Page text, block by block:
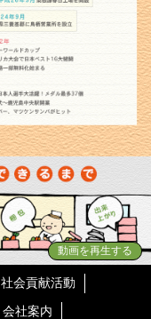
動画を再生する
社会貢献活動
会社案内